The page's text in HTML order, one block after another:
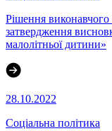
Рішення
затвердження
малолітньої дитини»
28.10.2022
Соціальна політика